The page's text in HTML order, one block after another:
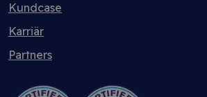
Kundcase
Karriär
Partners